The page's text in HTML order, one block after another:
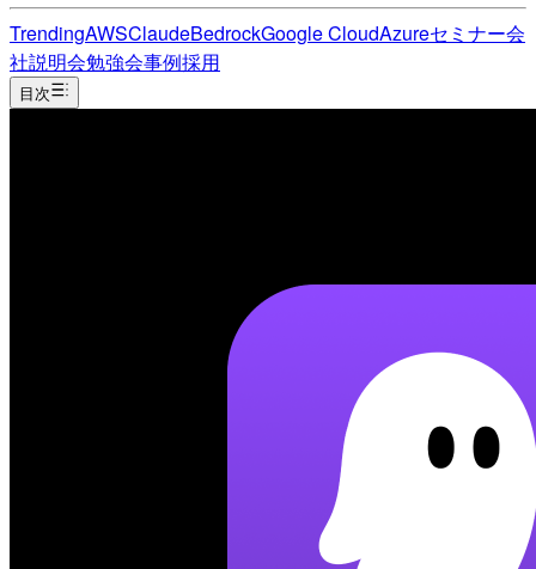
TrendingAWSClaudeBedrockGoogle CloudAzureセミナー会
社説明会勉強会事例採用
目次